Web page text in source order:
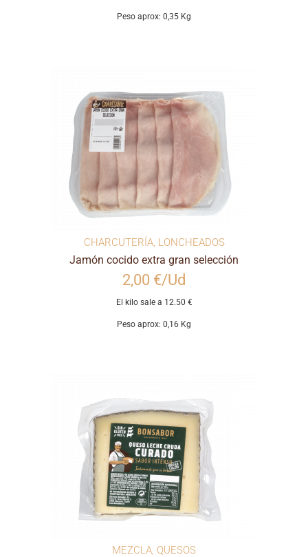
Peso aprox: 0,35 Kg
CHARCUTERÍA, LONCHEADOS
Jamón cocido extra gran selección
2,00 €/Ud
El kilo sale a 12.50 €
Peso aprox: 0,16 Kg
MEZCLA, QUESOS